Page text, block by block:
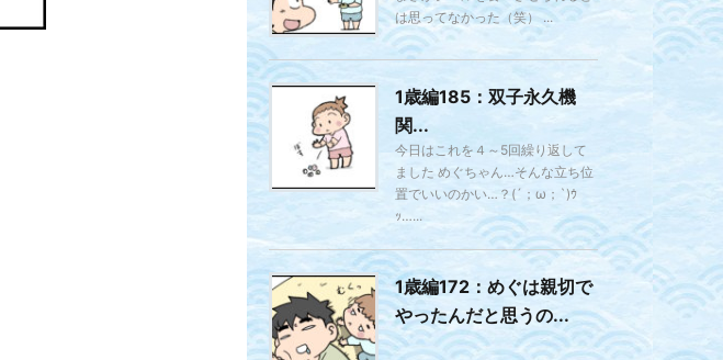
は思ってなかった（笑） ...
1歳編185：双子永久機
関...
今日はこれを４～5回繰り返して
ました めぐちゃん…そんな立ち位
置でいいのかい…？(´；ω；`)ｳ
ｯ…...
1歳編172：めぐは親切で
やったんだと思うの...